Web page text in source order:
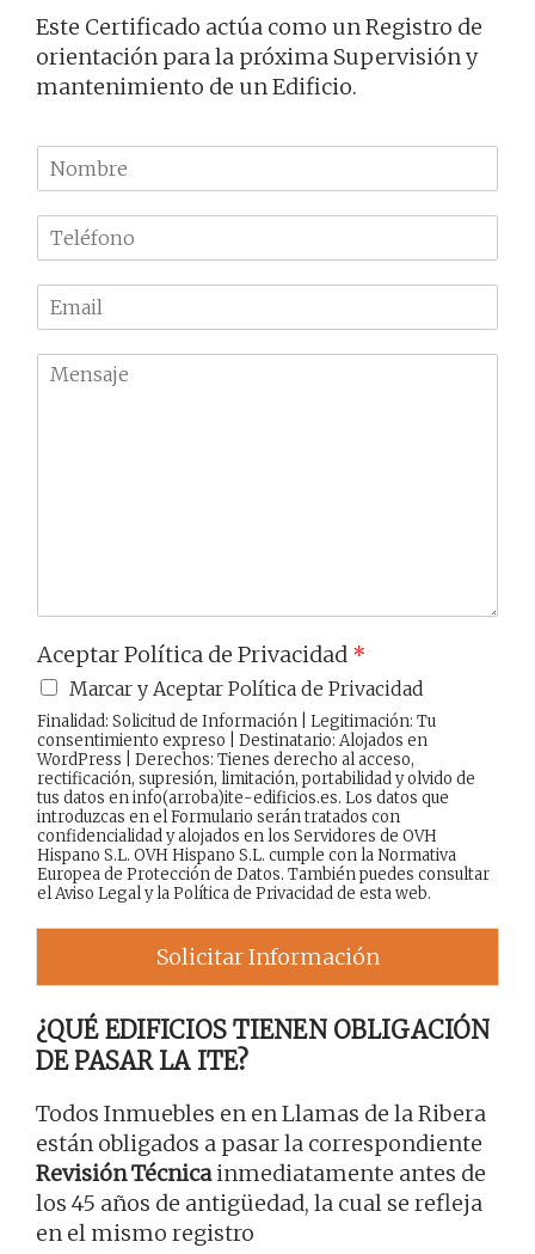
Este Certificado actúa como un Registro de
orientación para la próxima Supervisión y
mantenimiento de un Edificio.
N
o
m
r
e
l
f
m
a
M
Aceptar Política de Privacidad *
Marcar y Aceptar Política de Privacidad
Finalidad: Solicitud de Información | Legitimación: Tu
consentimiento expreso | Destinatario: Alojados en
WordPress | Derechos: Tienes derecho al acceso,
rectificación, supresión, limitación, portabilidad y olvido de
tus datos en info(arroba)ite-edificios.es. Los datos que
introduzcas en el Formulario serán tratados con
confidencialidad y alojados en los Servidores de OVH
Hispano S.L. OVH Hispano S.L. cumple con la Normativa
Europea de Protección de Datos. También puedes consultar
elAviso Legaly laPolítica de Privacidadde esta web.
Solicitar Información
¿QUÉ EDIFICIOS TIENEN OBLIGACIÓN
DE PASAR LA ITE?
Todos Inmuebles en en Llamas de la Ribera
están obligados a pasar la correspondiente
Revisión Técnicainmediatamente antes de
los 45 años de antigüedad, la cual se refleja
en el mismo registro